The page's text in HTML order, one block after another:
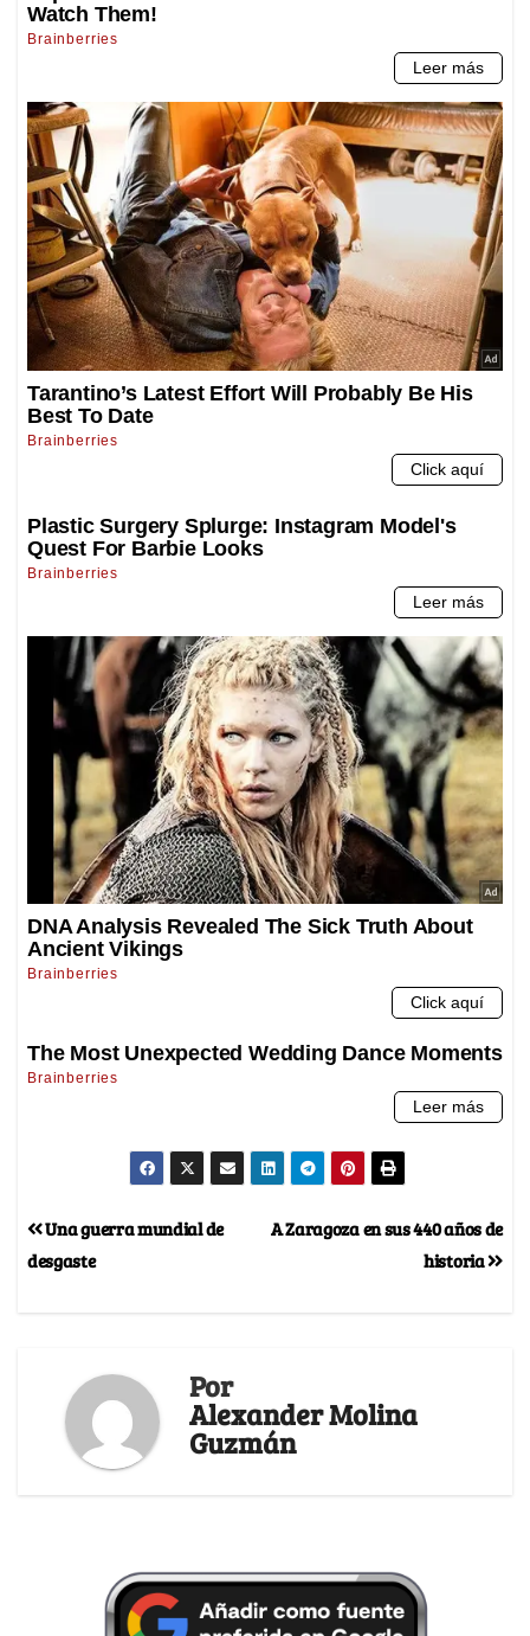
A Zaragoza en sus 440 años de
historia
Una guerra mundial de
desgaste
Por
Alexander Molina
Guzmán